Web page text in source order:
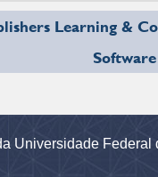
Learning &
Universidade Federal